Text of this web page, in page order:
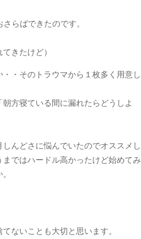
らばできたのです。
きたけど）
・そのトラウマから１枚多く用意し
方寝ている間に漏れたらどうしよ
んどさに悩んでいたのでオススメし
ではハードル高かったけど始めてみ
ないことも大切と思います。